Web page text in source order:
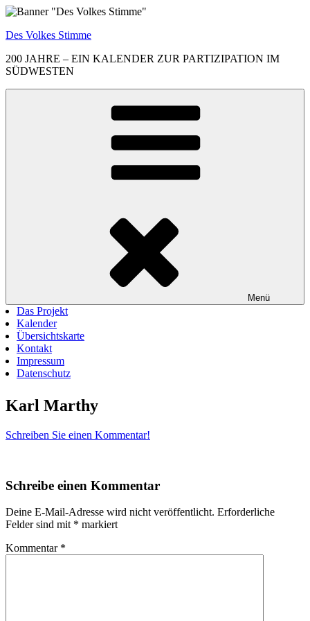
Zum
springen
Des Volkes Stimme
200 JAHRE – EIN KALENDER ZUR PARTIZIPATION IM
SÜDWESTEN
Menü
Das Projekt
Kalender
Übersichtskarte
Kontakt
Impressum
Datenschutz
Karl Marthy
Schreiben Sie einen Kommentar!
Schreibe einen Kommentar
Deine E-Mail-Adresse wird nicht veröffentlicht. Erforderliche
Felder sind mit * markiert
Kommentar *